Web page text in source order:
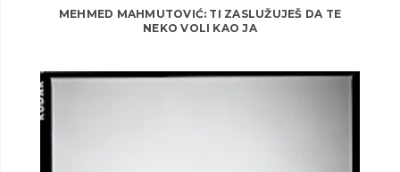
MEHMED MAHMUTOVIĆ: TI ZASLUŽUJEŠ DA TE
NEKO VOLI KAO JA